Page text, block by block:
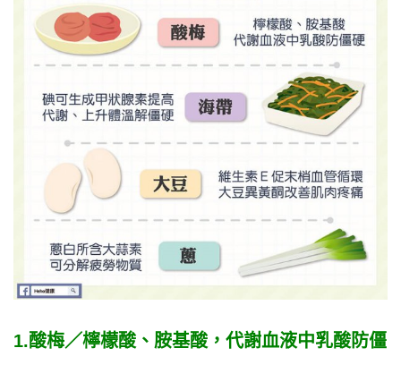
1.酸梅／檸檬酸、胺基酸，代謝血液中乳酸防僵